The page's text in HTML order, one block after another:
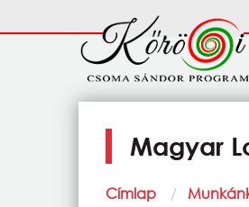
Fő
navigáció
Magyar
Morzsa
Címlap